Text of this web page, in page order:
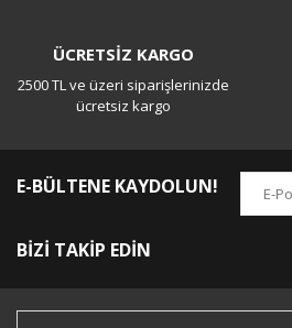
ÜCRETSİZ KARGO
2500 TL ve üzeri siparişlerinizde
ücretsiz kargo
E-BÜLTENE KAYDOLUN!
BİZİ TAKİP EDİN